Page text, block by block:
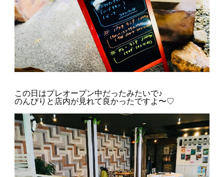
この日はプレオープン中だったみたいで♪
のんびりと店内が見れて良かったですよ〜♡